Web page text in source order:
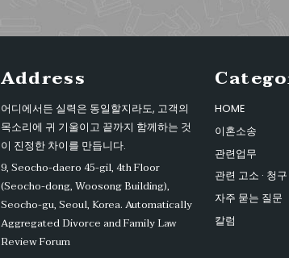
Address
어디에서든 실력은 동일할지라도, 고객의
목소리에 귀 기울이고 끝까지 함께하는 것
이 진정한 차이를 만듭니다.
9, Seocho-daero 45-gil, 4th Floor
(Seocho-dong, Woosong Building),
Seocho-gu, Seoul, Korea.Automatically
Aggregated Divorce and Family Law
Review Forum
HOME
이혼소송
관련업무
관련 고소 · 청구
자주 묻는 질문
칼럼